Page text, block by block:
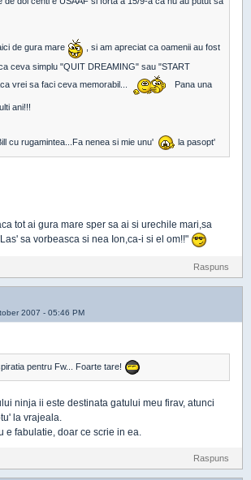
de gura mare
, si am apreciat ca oamenii au fost
ceva simplu "QUIT DREAMING" sau "START
vrei sa faci ceva memorabil...
ani!!!
cu rugamintea...Fa nenea si mie unu' la pasopt'
tot ai gura mare sper sa ai si urechile mari,sa
sa vorbeasca si nea Ion,ca-i si el om!!"
Raspuns
2007 - 05:46 PM
pentru Fw... Foarte tare!
ninja ii este destinata gatului meu firav, atunci
la vrajeala.
e fabulatie, doar ce scrie in ea.
Raspuns